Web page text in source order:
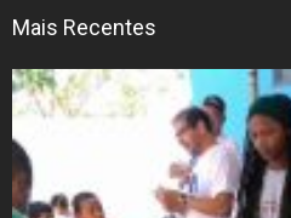
Mais Recentes